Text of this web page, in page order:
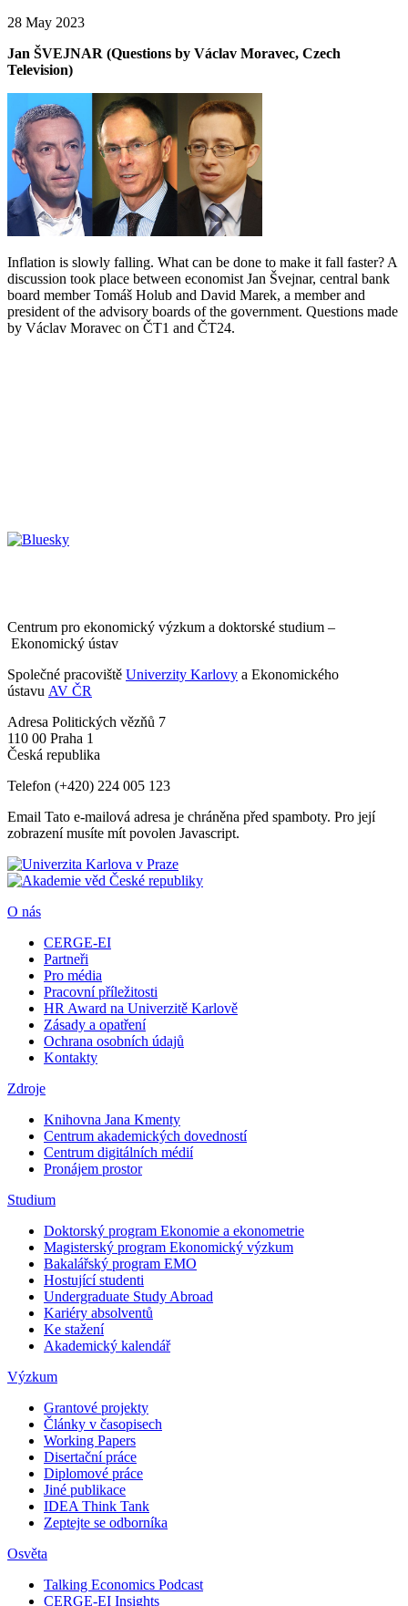
28 May 2023
Jan ŠVEJNAR (Questions by Václav Moravec, Czech
Television)
Inflation is slowly falling. What can be done to make it fall faster? A
discussion took place between economist Jan Švejnar, central bank
board member Tomáš Holub and David Marek, a member and
president of the advisory boards of the government. Questions made
by Václav Moravec on ČT1 and ČT24.
Centrum pro ekonomický výzkum a doktorské studium –
Ekonomický ústav
Společné pracoviště Univerzity Karlovy a Ekonomického
ústavu AV ČR
Adresa Politických vězňů 7
110 00 Praha 1
Česká republika
Telefon (+420) 224 005 123
Email Tato e-mailová adresa je chráněna před spamboty. Pro její
zobrazení musíte mít povolen Javascript.
O nás
CERGE-EI
Partneři
Pro média
Pracovní příležitosti
HR Award na Univerzitě Karlově
Zásady a opatření
Ochrana osobních údajů
Kontakty
Zdroje
Knihovna Jana Kmenty
Centrum akademických dovedností
Centrum digitálních médií
Pronájem prostor
Studium
Doktorský program Ekonomie a ekonometrie
Magisterský program Ekonomický výzkum
Bakalářský program EMO
Hostující studenti
Undergraduate Study Abroad
Kariéry absolventů
Ke stažení
Akademický kalendář
Výzkum
Grantové projekty
Články v časopisech
Working Papers
Disertační práce
Diplomové práce
Jiné publikace
IDEA Think Tank
Zeptejte se odborníka
Osvěta
Talking Economics Podcast
CERGE-EI Insights